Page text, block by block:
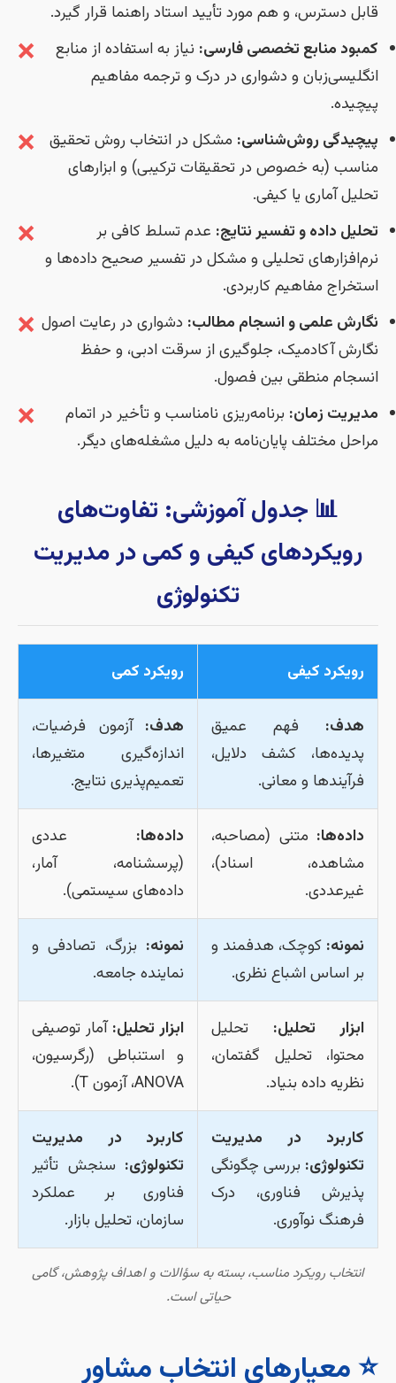
قابل دسترس، و هم مورد تأیید استاد راهنما قرار گیرد.
❌ کمبود منابع تخصصی فارسی: نیاز به استفاده از منابع
انگلیسی‌زبان و دشواری در درک و ترجمه مفاهیم
پیچیده.
❌ پیچیدگی روش‌شناسی: مشکل در انتخاب روش تحقیق
مناسب (به خصوص در تحقیقات ترکیبی) و ابزارهای
تحلیل آماری یا کیفی.
❌ تحلیل داده و تفسیر نتایج: عدم تسلط کافی بر
نرم‌افزارهای تحلیلی و مشکل در تفسیر صحیح داده‌ها و
استخراج مفاهیم کاربردی.
❌ نگارش علمی و انسجام مطالب: دشواری در رعایت اصول
نگارش آکادمیک، جلوگیری از سرقت ادبی، و حفظ
انسجام منطقی بین فصول.
❌ مدیریت زمان: برنامه‌ریزی نامناسب و تأخیر در اتمام
مراحل مختلف پایان‌نامه به دلیل مشغله‌های دیگر.
📊 جدول آموزشی: تفاوت‌های
رویکردهای کیفی و کمی در مدیریت
تکنولوژی
رویکرد کیفی رویکرد کمی
هدف: فهم عمیق
پدیده‌ها، کشف دلایل،
فرآیندها و معانی.
هدف: آزمون فرضیات،
اندازه‌گیری متغیرها،
تعمیم‌پذیری نتایج.
داده‌ها: متنی (مصاحبه،
مشاهده، اسناد)،
غیرعددی.
داده‌ها: عددی
(پرسشنامه، آمار،
داده‌های سیستمی).
نمونه: کوچک، هدفمند و
بر اساس اشباع نظری.
نمونه: بزرگ، تصادفی و
نماینده جامعه.
ابزار تحلیل: تحلیل
محتوا، تحلیل گفتمان،
نظریه داده بنیاد.
ابزار تحلیل:آمار توصیفی
و استنباطی (رگرسیون،
ANOVA، آزمون T).
کاربرد در مدیریت
تکنولوژی: بررسی چگونگی
پذیرش فناوری، درک
فرهنگ نوآوری.
کاربرد در مدیریت
تکنولوژی: سنجش تأثیر
فناوری بر عملکرد
سازمان، تحلیل بازار.
انتخاب رویکرد مناسب، بسته به سؤالات و اهداف پژوهش، گامی
حیاتی است.
⭐ معیارهای انتخاب مشاور